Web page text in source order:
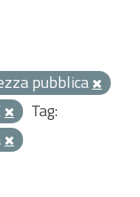
pubblica
Tag: